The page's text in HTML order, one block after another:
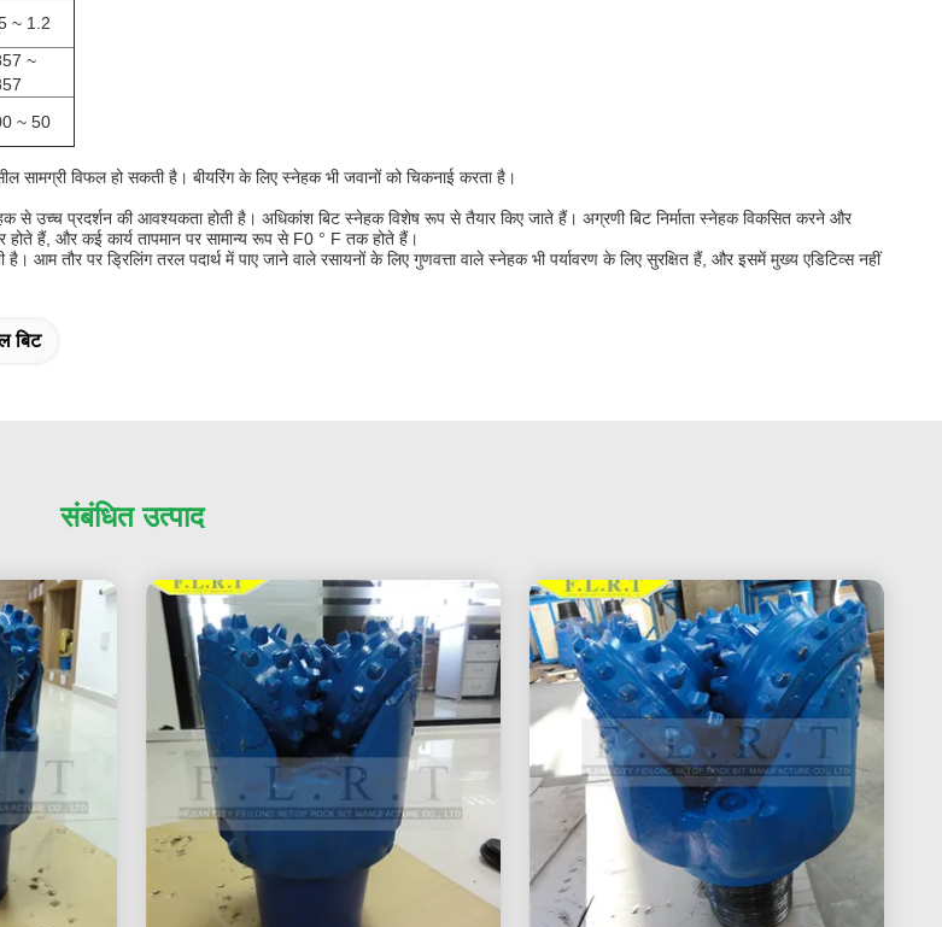
~ 1.2
~
~ 50
सामग्री विफल हो सकती है। बीयरिंग के लिए स्नेहक भी जवानों को चिकनाई करता है।
से उच्च प्रदर्शन की आवश्यकता होती है। अधिकांश बिट स्नेहक विशेष रूप से तैयार किए जाते हैं। अग्रणी बिट निर्माता स्नेहक विकसित करने और
होते हैं, और कई कार्य तापमान पर सामान्य रूप से F0 ° F तक होते हैं।
है। आम तौर पर ड्रिलिंग तरल पदार्थ में पाए जाने वाले रसायनों के लिए गुणवत्ता वाले स्नेहक भी पर्यावरण के लिए सुरक्षित हैं, और इसमें मुख्य एडिटिव्स नहीं
बिट
संबंधित उत्पाद